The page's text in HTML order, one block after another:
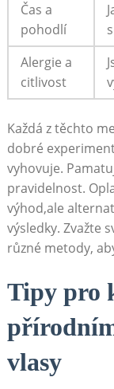
Čas a
pohodlí
Alergie ‍a
citlivost
Každá z ⁢těchto
dobré
vyhovuje.
pravidelnost.
výhod,ale‌
výsledky. Zvažte
různé metody,
Tipy ​pro
vlasy